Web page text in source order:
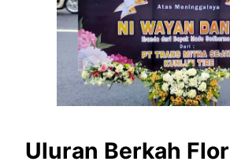
Uluran Berkah